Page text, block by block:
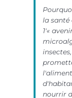
la santé
1'«
nourrir